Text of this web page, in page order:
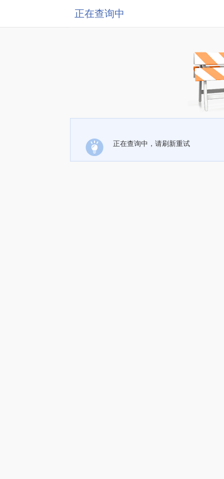
正在查询中
正在查询中，请刷新重试